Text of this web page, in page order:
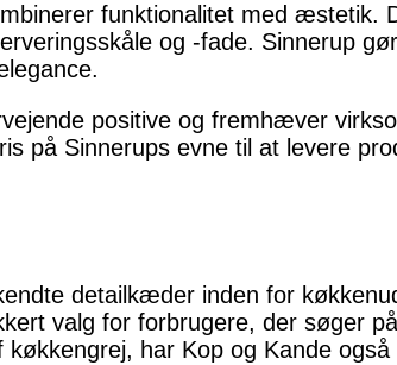
funktionalitet med æstetik.
og -fade. Sinnerup
positive og fremhæver
på Sinnerups evne til at levere
detailkæder inden for
valg for forbrugere, der søger
har Kop og Kande